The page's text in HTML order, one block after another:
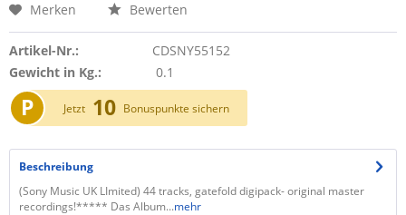
Merken Bewerten
Artikel-Nr.:
CDSNY55152
Gewicht in Kg.:
0.1
P Jetzt 10 Bonuspunkte sichern
Beschreibung
(Sony Music UK LImited) 44 tracks, gatefold digipack- original master
recordings!***** Das Album...mehr